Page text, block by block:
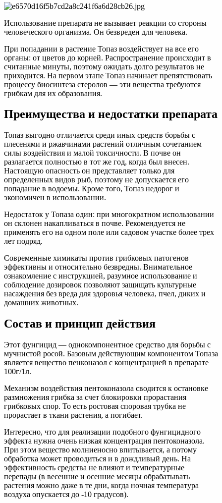
Использование препарата не вызывает реакции со стороны
человеческого организма. Он безвреден для человека.
При попадании в растение Топаз воздействует на все его
органы: от цветов до корней. Распространение происходит в
считанные минуты, поэтому ожидать долго результатов не
приходится. На первом этапе Топаз начинает препятствовать
процессу биосинтеза стеролов — эти вещества требуются
грибкам для их образования.
Преимущества и недостатки препарата
Топаз выгодно отличается среди иных средств борьбы с
плесенями и ржавчинами растений отличным сочетанием
силы воздействия и малой токсичности. В почве он
разлагается полностью в тот же год, когда был внесен.
Настоящую опасность он представляет только для
определенных видов рыб, поэтому не допускается его
попадание в водоемы. Кроме того, Топаз недорог и
экономичен в использовании.
Недостаток у Топаза один: при многократном использовании
он склонен накапливаться в почве. Рекомендуется не
применять его на одном поле или садовом участке более трех
лет подряд.
Современные химикаты против грибковых патогенов
эффективны и относительно безвредны. Внимательное
ознакомление с инструкцией, разумное использование и
соблюдение дозировок позволяют защищать культурные
насаждения без вреда для здоровья человека, пчел, диких и
домашних животных.
Состав и принцип действия
Этот фунгицид — однокомпонентное средство для борьбы с
мучнистой росой. Базовым действующим компонентом Топаза
является вещество пенконазол с концентрацией в препарате
100г/1л.
Механизм воздействия пентоконазола сводится к остановке
размножения грибка за счет блокировки прорастания
грибковых спор. То есть ростовая споровая трубка не
прорастает в ткани растения, а погибает.
Интересно, что для реализации подобного фунгицидного
эффекта нужна очень низкая концентрация пентоконазола.
При этом вещество молниеносно впитывается, а потому
обработка может проводиться и в дождливый день. На
эффективность средства не влияют и температурные
перепады (в весенние и осенние месяцы обрабатывать
растения можно даже в те дни, когда ночная температура
воздуха опускается до -10 градусов).